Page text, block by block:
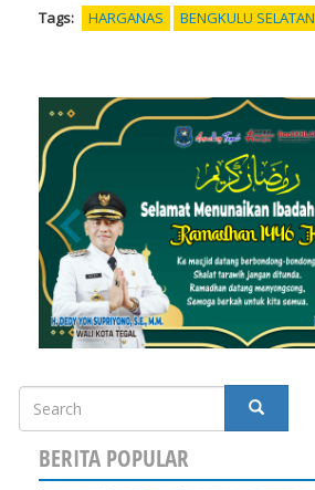
Tags HARGANAS BENGKULU SELATAN
Search
SEARCH
BERITA POPULAR